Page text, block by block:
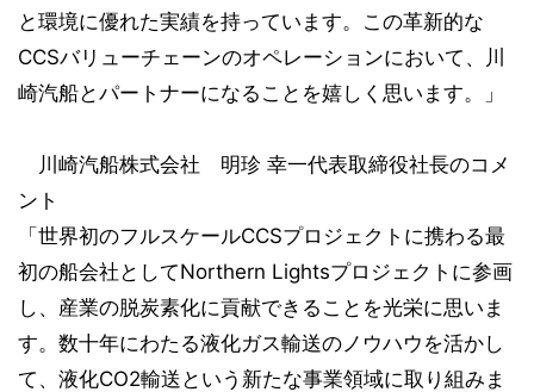
と環境に優れた実績を持っています。この革新的な
CCSバリューチェーンのオペレーションにおいて、川
崎汽船とパートナーになることを嬉しく思います。」
川崎汽船株式会社 明珍 幸一代表取締役社長のコメ
ント
「世界初のフルスケールCCSプロジェクトに携わる最
初の船会社としてNorthern Lightsプロジェクトに参画
し、産業の脱炭素化に貢献できることを光栄に思いま
す。数十年にわたる液化ガス輸送のノウハウを活かし
て、液化CO2輸送という新たな事業領域に取り組みま